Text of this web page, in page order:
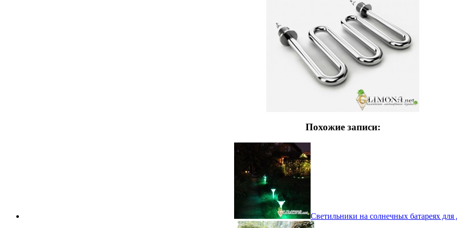
Похожие записи:
Светильники на солнечных батареях для